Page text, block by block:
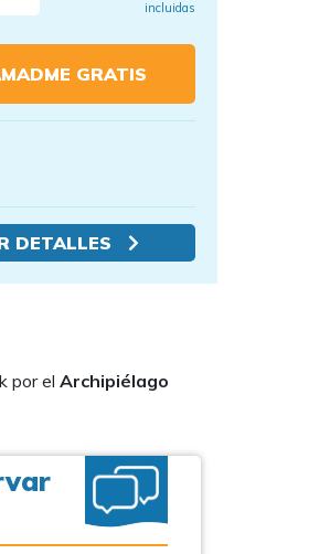
incluidas
GRATIS
DETALLES
por el Archipiélago